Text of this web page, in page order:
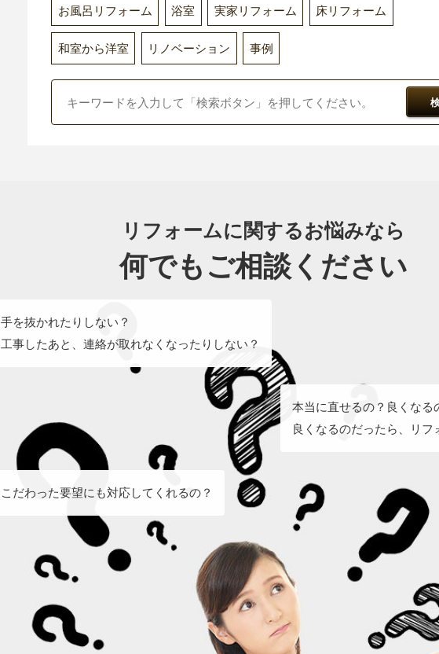
お風呂リフォーム 浴室 実家リフォーム 床リフォーム
和室から洋室 リノベーション 事例
リフォームに関するお悩みなら
何でもご相談ください
手を抜かれたりしない？
工事したあと、連絡が取れなくなったりしない？
本当に直せるの？良くなる
良くなるのだったら、リフ
こだわった要望にも対応してくれるの？